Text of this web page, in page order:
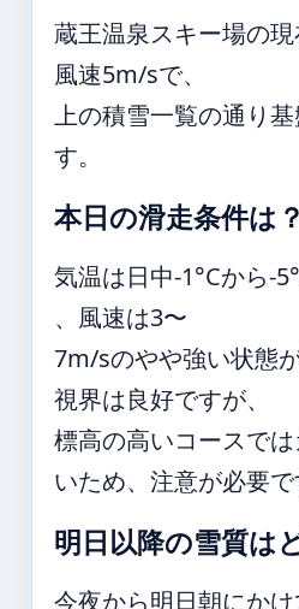
蔵王温泉スキー場の現
風速5m/sで、
上の積雪一覧の通り
す。
本日の滑走条件は？
気温は日中-1°Cから-
、風速は3〜
7m/sのやや強い状態が
視界は良好ですが、
標高の高いコースで
いため、注意が必要で
明日以降の雪質は
今夜から明日朝にか